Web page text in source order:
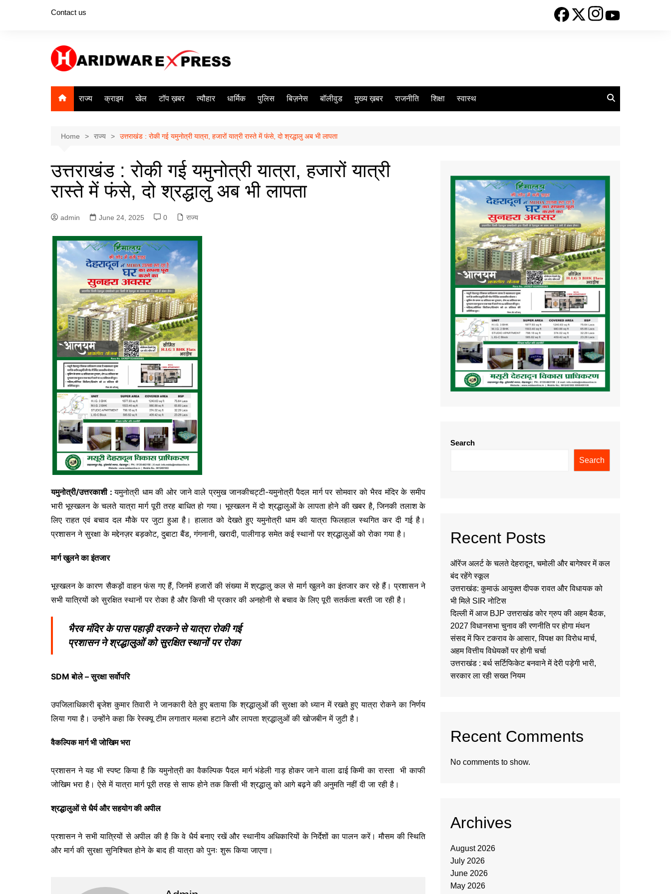
Contact us
राज्य क्राइम खेल टॉप ख़बर त्यौहार धार्मिक पुलिस बिज़नेस बॉलीवुड मुख्य ख़बर राजनीति शिक्षा स्वास्थ
Home राज्य उत्तराखंड : रोकी गई यमुनोत्री यात्रा, हजारों यात्री रास्ते में फंसे, दो श्रद्धालु अब भी लापता
उत्तराखंड : रोकी गई यमुनोत्री यात्रा, हजारों यात्री
रास्ते में फंसे, दो श्रद्धालु अब भी लापता
admin June 24, 2025 0 राज्य
यमुनोत्री/उत्तरकाशी :यमुनोत्री धाम की ओर जाने वाले प्रमुख जानकीचट्टी-यमुनोत्री पैदल मार्ग पर सोमवार को भैरव मंदिर के समीप
भारी भूस्खलन के चलते यात्रा मार्ग पूरी तरह बाधित हो गया। भूस्खलन में दो श्रद्धालुओं के लापता होने की खबर है, जिनकी तलाश के
लिए राहत एवं बचाव दल मौके पर जुटा हुआ है। हालात को देखते हुए यमुनोत्री धाम की यात्रा फिलहाल स्थगित कर दी गई है।
प्रशासन ने सुरक्षा के मद्देनज़र बड़कोट, दुबाटा बैंड, गंगनानी, खरादी, पालीगाड़ समेत कई स्थानों पर श्रद्धालुओं को रोका गया है।
मार्ग खुलने का इंतजार
भूस्खलन के कारण सैकड़ों वाहन फंस गए हैं, जिनमें हजारों की संख्या में श्रद्धालु कल से मार्ग खुलने का इंतजार कर रहे हैं। प्रशासन ने
सभी यात्रियों को सुरक्षित स्थानों पर रोका है और किसी भी प्रकार की अनहोनी से बचाव के लिए पूरी सतर्कता बरती जा रही है।
भैरव मंदिर के पास पहाड़ी दरकने से यात्रा रोकी गई
प्रशासन ने श्रद्धालुओं को सुरक्षित स्थानों पर रोका
SDM बोले – सुरक्षा सर्वोपरि
उपजिलाधिकारी बृजेश कुमार तिवारी ने जानकारी देते हुए बताया कि श्रद्धालुओं की सुरक्षा को ध्यान में रखते हुए यात्रा रोकने का निर्णय
लिया गया है। उन्होंने कहा कि रेस्क्यू टीम लगातार मलबा हटाने और लापता श्रद्धालुओं की खोजबीन में जुटी है।
वैकल्पिक मार्ग भी जोखिम भरा
प्रशासन ने यह भी स्पष्ट किया है कि यमुनोत्री का वैकल्पिक पैदल मार्ग भंडेली गाड़ होकर जाने वाला ढाई किमी का रास्ता भी काफी
जोखिम भरा है। ऐसे में यात्रा मार्ग पूरी तरह से साफ होने तक किसी भी श्रद्धालु को आगे बढ़ने की अनुमति नहीं दी जा रही है।
श्रद्धालुओं से धैर्य और सहयोग की अपील
प्रशासन ने सभी यात्रियों से अपील की है कि वे धैर्य बनाए रखें और स्थानीय अधिकारियों के निर्देशों का पालन करें। मौसम की स्थिति
और मार्ग की सुरक्षा सुनिश्चित होने के बाद ही यात्रा को पुनः शुरू किया जाएगा।
Search
Search
Recent Posts
ऑरेंज अलर्ट के चलते देहरादून, चमोली और बागेश्वर में कल
बंद रहेंगे स्कूल
उत्तराखंड: कुमाऊं आयुक्त दीपक रावत और विधायक को
भी मिले SIR नोटिस
दिल्ली में आज BJP उत्तराखंड कोर ग्रुप की अहम बैठक,
2027 विधानसभा चुनाव की रणनीति पर होगा मंथन
संसद में फिर टकराव के आसार, विपक्ष का विरोध मार्च,
अहम वित्तीय विधेयकों पर होगी चर्चा
उत्तराखंड : बर्थ सर्टिफिकेट बनवाने में देरी पड़ेगी भारी,
सरकार ला रही सख्त नियम
Recent Comments
No comments to show.
Archives
August 2026
July 2026
June 2026
May 2026